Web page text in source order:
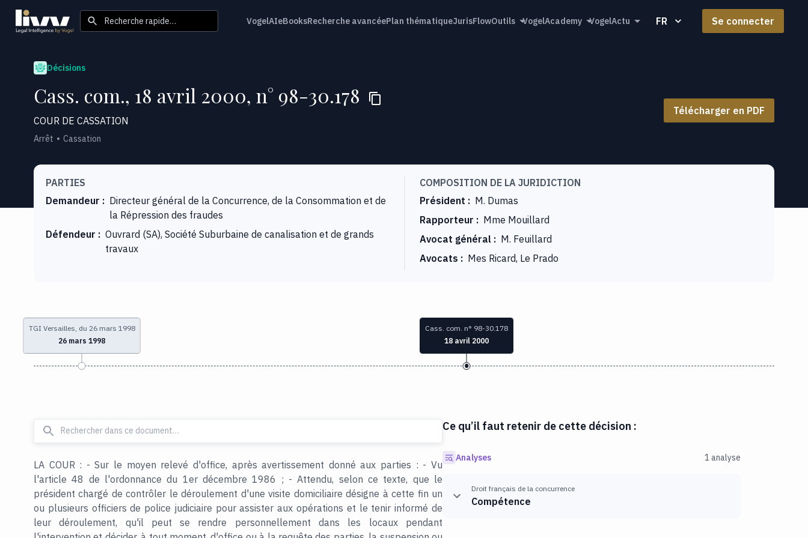
Recherche rapide… VogelAIeBooksRecherche avancéePlan thématiqueJurisFlowOutils VogelAcademy VogelActu FR Se connecter
Décisions
Cass. com., 18 avril 2000, n° 98-30.178
COUR DE CASSATION
Télécharger en PDF
Arrêt Cassation
PARTIES
Demandeur : Directeur général de la Concurrence, de la Consommation et de
la Répression des fraudes
Défendeur : Ouvrard (SA), Société Suburbaine de canalisation et de grands
travaux
COMPOSITION DE LA JURIDICTION
Président : M. Dumas
Rapporteur : Mme Mouillard
Avocat général : M. Feuillard
Avocats : Mes Ricard, Le Prado
TGI Versailles, du 26 mars 1998
26 mars 1998
Cass. com. n° 98-30.178
18 avril 2000
LA COUR : - Sur le moyen relevé d'office, après avertissement donné aux parties : - Vu
l'article 48 de l'ordonnance du 1er décembre 1986 ; - Attendu, selon ce texte, que le
président chargé de contrôler le déroulement d'une visite domiciliaire désigne à cette fin un
ou plusieurs officiers de police judiciaire pour assister aux opérations et le tenir informé de
leur déroulement, qu'il peut se rendre personnellement dans les locaux pendant
Ce qu’il faut retenir de cette décision :
Analyses 1 analyse
Droit français de la concurrence
Compétence